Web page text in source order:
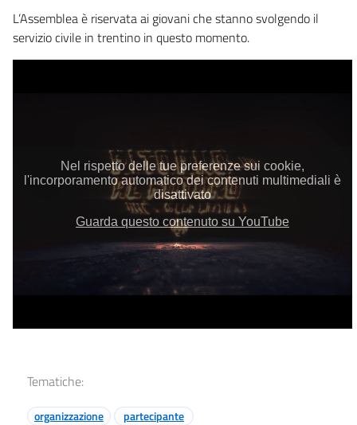
L’Assemblea è riservata ai giovani che stanno svolgendo il
servizio civile in trentino in questo momento.
Tematiche:
organizzazione partecipante